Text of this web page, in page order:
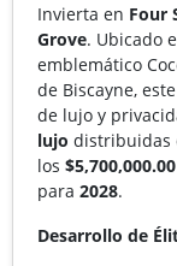
Invierta en Four
Grove. Ubicado
emblemático
de Biscayne,
de lujo y
lujo distribuidas
los
para 2028.
Desarrollo de